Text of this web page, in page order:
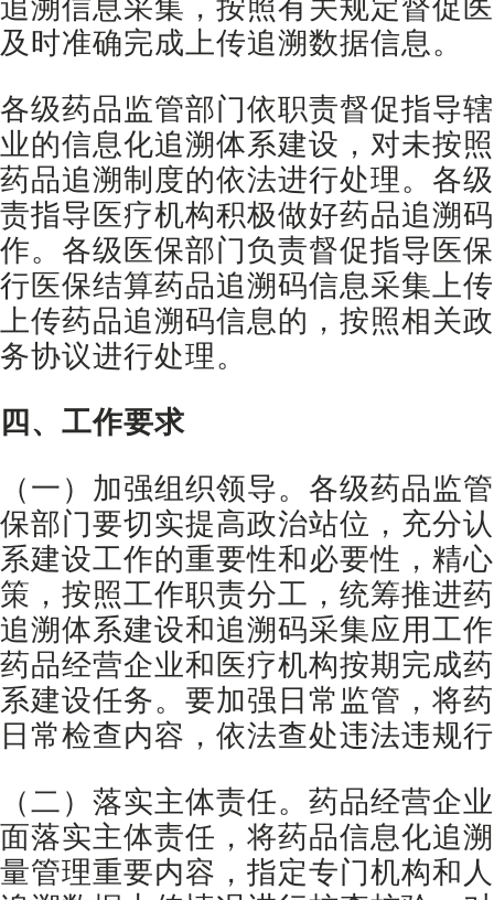
追溯信息采集，按照有关规定督促
及时准确完成上传追溯数据信息。
各级药品监管部门依职责督促指导
业的信息化追溯体系建设，对未按
药品追溯制度的依法进行处理。各
责指导医疗机构积极做好药品追溯
作。各级医保部门负责督促指导医
行医保结算药品追溯码信息采集上
上传药品追溯码信息的，按照相关
务协议进行处理。
四、工作要求
（一）加强组织领导。各级药品监
保部门要切实提高政治站位，充分
系建设工作的重要性和必要性，精
策，按照工作职责分工，统筹推进
追溯体系建设和追溯码采集应用工
药品经营企业和医疗机构按期完成
系建设任务。要加强日常监管，将
日常检查内容，依法查处违法违规
（二）落实主体责任。药品经营企
面落实主体责任，将药品信息化追
量管理重要内容，指定专门机构和